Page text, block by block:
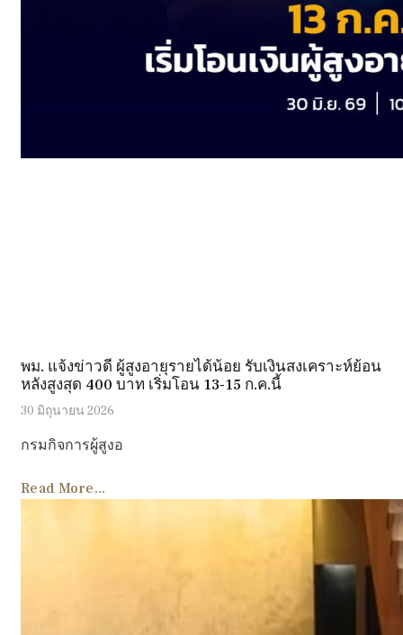
พม. แจ้งข่าวดี ผู้สูงอายุรายได้น้อย รับเงินสงเคราะห์ย้อน
หลังสูงสุด 400 บาท เริ่มโอน 13-15 ก.ค.นี้
30 มิถุนายน 2026
กรมกิจการผู้สูงอ
Read More...